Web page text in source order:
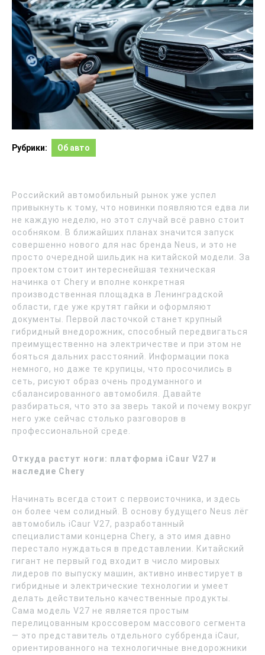
Рубрики: Об авто
Российский автомобильный рынок уже успел
привыкнуть к тому, что новинки появляются едва ли
не каждую неделю, но этот случай всё равно стоит
особняком. В ближайших планах значится запуск
совершенно нового для нас бренда Neus, и это не
просто очередной шильдик на китайской модели. За
проектом стоит интереснейшая техническая
начинка от Chery и вполне конкретная
производственная площадка в Ленинградской
области, где уже крутят гайки и оформляют
документы. Первой ласточкой станет крупный
гибридный внедорожник, способный передвигаться
преимущественно на электричестве и при этом не
бояться дальних расстояний. Информации пока
немного, но даже те крупицы, что просочились в
сеть, рисуют образ очень продуманного и
сбалансированного автомобиля. Давайте
разбираться, что это за зверь такой и почему вокруг
него уже сейчас столько разговоров в
профессиональной среде.
Откуда растут ноги: платформа iCaur V27 и
наследие Chery
Начинать всегда стоит с первоисточника, и здесь
он более чем солидный. В основу будущего Neus лёг
автомобиль iCaur V27, разработанный
специалистами концерна Chery, а это имя давно
перестало нуждаться в представлении. Китайский
гигант не первый год входит в число мировых
лидеров по выпуску машин, активно инвестирует в
гибридные и электрические технологии и умеет
делать действительно качественные продукты.
Сама модель V27 не является простым
перелицованным кроссовером массового сегмента
— это представитель отдельного суббренда iCaur,
ориентированного на технологичные внедорожники